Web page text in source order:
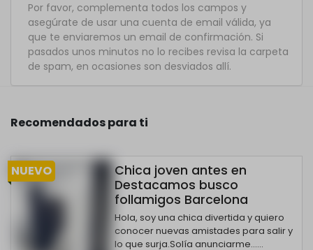
Por favor, complementa todos los campos y
asegúrate de usar una cuenta de email válida, ya
que te enviaremos un email de confirmación. Si
pasados unos minutos no lo recibes revisa la carpeta
de spam, en ocasiones son desviados allí.
Recomendados para ti
NUEVO
Chica joven antes en
Destacamos busco
follamigos Barcelona
Hola, soy una chica divertida y quiero
conocer nuevas amistades para salir y
lo que surja.Solía anunciarme......